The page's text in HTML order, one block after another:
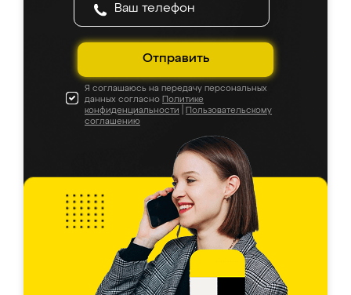
Отправить
Я соглашаюсь на передачу персональных
данных согласно Политике
конфиденциальности
Пользовательскому
соглашению